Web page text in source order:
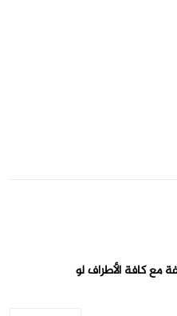
مع كافة الأطراف لو